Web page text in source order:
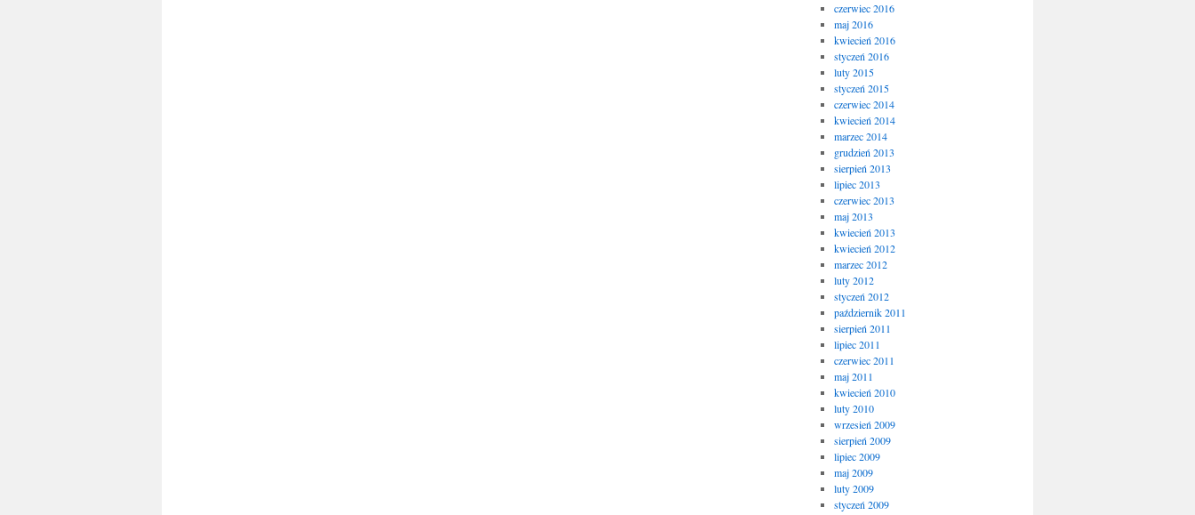
czerwiec 2016
maj 2016
kwiecień 2016
styczeń 2016
luty 2015
styczeń 2015
czerwiec 2014
kwiecień 2014
marzec 2014
grudzień 2013
sierpień 2013
lipiec 2013
czerwiec 2013
maj 2013
kwiecień 2013
kwiecień 2012
marzec 2012
luty 2012
styczeń 2012
październik 2011
sierpień 2011
lipiec 2011
czerwiec 2011
maj 2011
kwiecień 2010
luty 2010
wrzesień 2009
sierpień 2009
lipiec 2009
maj 2009
luty 2009
styczeń 2009